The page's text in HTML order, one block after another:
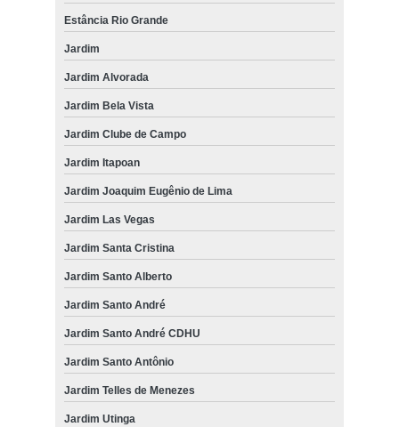
Estância Rio Grande
Jardim
Jardim Alvorada
Jardim Bela Vista
Jardim Clube de Campo
Jardim Itapoan
Jardim Joaquim Eugênio de Lima
Jardim Las Vegas
Jardim Santa Cristina
Jardim Santo Alberto
Jardim Santo André
Jardim Santo André CDHU
Jardim Santo Antônio
Jardim Telles de Menezes
Jardim Utinga